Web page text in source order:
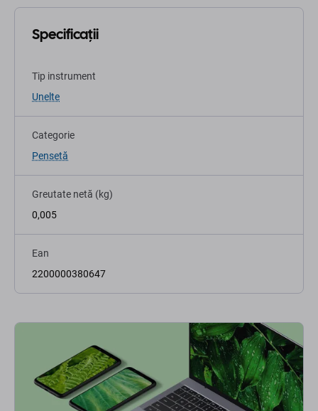
Specificații
Tip instrument
Unelte
Categorie
Pensetă
Greutate netă (kg)
0,005
Ean
2200000380647